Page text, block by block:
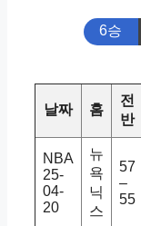
6승
날짜 홈
전
반
NBA
25-
04-
20
뉴
욕
닉
스
57
–
55